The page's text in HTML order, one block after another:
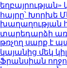
եղբայրության»
հայրը՝ Խորխե
խաղաղության
տարեդարձի
թռչող սարք է
կայանից մեկ
Ֆրանսիան